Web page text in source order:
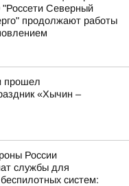
Северный
продолжают работы
прошел
«Хычин –
России
службы для
систем: